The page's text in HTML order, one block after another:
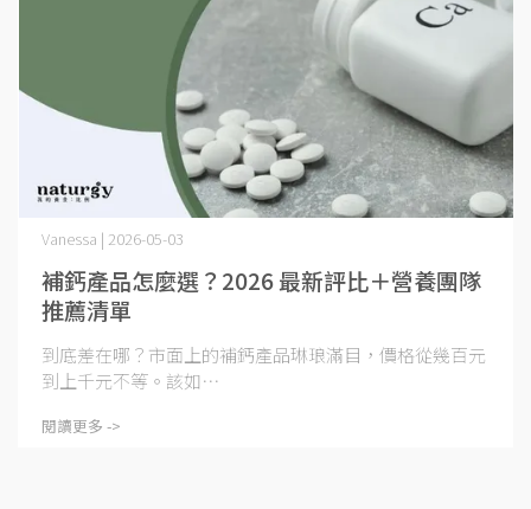
補鈣產品怎麼選？2026 最新評比＋營養團隊
推薦清單
Vanessa | 2026-05-03
到底差在哪？市面上的補鈣產品琳琅滿目，價格從幾百元
到上千元不等。該如⋯
閱讀更多 ->